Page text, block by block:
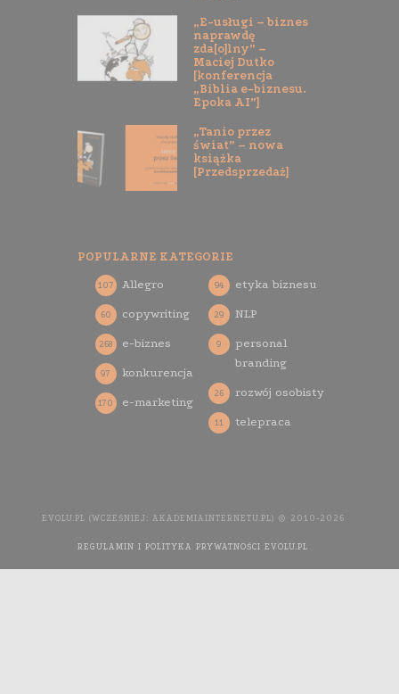
„E-usługi – biznes
naprawdę
zda[o]lny” –
Maciej Dutko
[konferencja
„Biblia e-biznesu.
Epoka AI”]
„Tanio przez
świat” – nowa
książka
[Przedsprzedaż]
POPULARNE KATEGORIE
Allegro
107
copywriting
60
e-biznes
268
konkurencja
97
e-marketing
170
etyka biznesu
94
NLP
29
personal
branding
9
rozwój osobisty
26
telepraca
11
EVOLU.PL (WCZEŚNIEJ: AKADEMIAINTERNETU.PL) © 2010-2026
REGULAMIN I POLITYKA PRYWATNOŚCI EVOLU.PL